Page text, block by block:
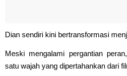
Dian sendiri kini bertransformasi
Meski mengalami pergantian
satu wajah yang dipertahankan dari